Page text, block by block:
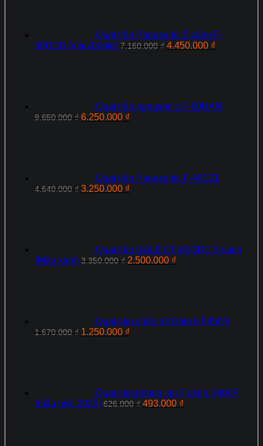
Quạt trần Panasonic 5 cánh F-
60GDS (màu begie) 7.160.000₫ Giá
4.450.000 ₫
Quạt trần panasonic F-60HAN
9.650.000₫ Giá
6.250.000 ₫
Quạt trần Panasonic F‑48CZL
4.640.000₫ Giá
3.250.000 ₫
Quạt trần GALE CF-60GDC 5 cánh
(Màu xám) 3.350.000₫ Giá
2.500.000 ₫
Quạt sàn chân rút Gale HF450N
1.670.000₫ Giá
1.250.000 ₫
Quạt sàn phong lan 7 cánh S400P
(mẫu mới 2025) 626.000₫ Giá
493.000 ₫